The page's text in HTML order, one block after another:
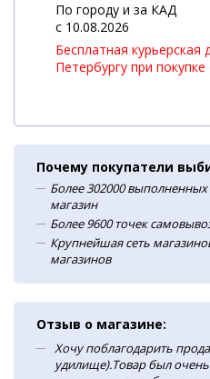
По городу и за КАД
c 10.08.2026
Бесплатная курьерская
Петербургу при
Почему покупатели
Более 302000 выполненных
магазин
Более 9600 точек
Крупнейшая сеть
магазинов
Отзыв о магазине:
Хочу поблагодарить
удилище).Товар был очень